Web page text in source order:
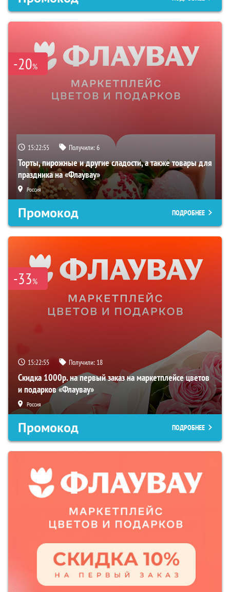
-20%
15:22:54 Получили:6
Торты, пирожные и другие сладости, а также товары для
праздника на «Флаувау»
Россия
Промокод ПОДРОБНЕЕ
-33%
15:22:54 Получили: 18
Скидка 1000р. на первый заказ на маркетплейсе цветов
и подарков «Флаувау»
Россия
Промокод ПОДРОБНЕЕ